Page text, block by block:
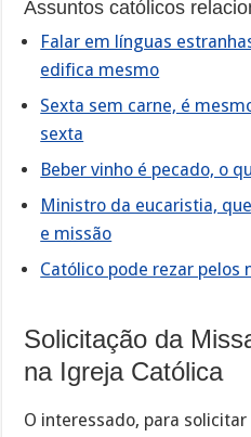
Assuntos católicos
Falar em línguas
edifica mesmo
Sexta sem carne, é
sexta
Beber vinho é pecado, o
Ministro da eucaristia,
e missão
Católico pode rezar pelos
Solicitação da
na Igreja Católica
O interessado, para